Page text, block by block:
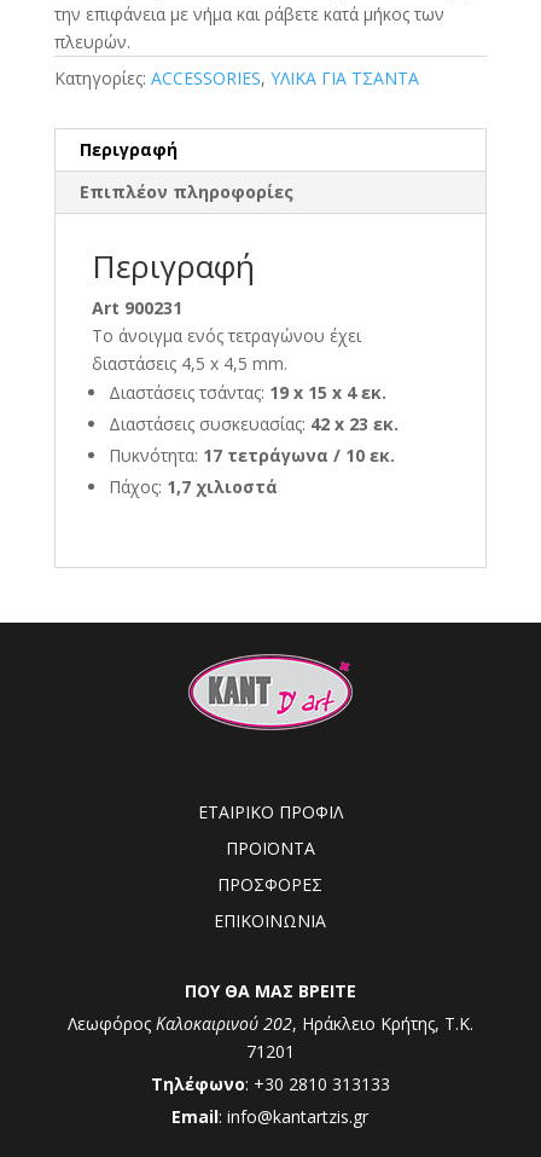
την επιφάνεια με νήμα και ράβετε κατά μήκος των
πλευρών.
Κατηγορίες: ACCESSORIES, ΥΛΙΚΑ ΓΙΑ ΤΣΑΝΤΑ
Περιγραφή
Επιπλέον πληροφορίες
Περιγραφή
Art 900231
Το άνοιγμα ενός τετραγώνου έχει
διαστάσεις 4,5 x 4,5 mm.
Διαστάσεις τσάντας: 19 x 15 x 4 εκ.
Διαστάσεις συσκευασίας: 42 x 23 εκ.
Πυκνότητα: 17 τετράγωνα / 10 εκ.
Πάχος: 1,7 χιλιοστά
ΕΤΑΙΡΙΚΟ ΠΡΟΦΙΛ
ΠΡΟΪΟΝΤΑ
ΠΡΟΣΦΟΡΕΣ
ΕΠΙΚΟΙΝΩΝΙΑ
ΠΟΥ ΘΑ ΜΑΣ ΒΡΕΙΤΕ
Λεωφόρος Καλοκαιρινού 202, Ηράκλειο Κρήτης, Τ.Κ.
71201
Τηλέφωνο: +30 2810 313133
Email: info@kantartzis.gr